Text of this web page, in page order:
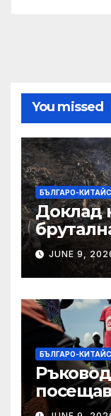
You missed
БЪЛГАРО-
Доклад
JUNE 9,
БЪЛГАРО-
Ебола